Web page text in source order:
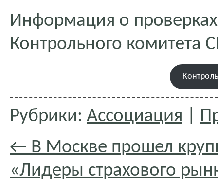
Информация о
Контрольного комитета
Рубрики: Ассоциация
← В Москве прошел
«Лидеры страхового